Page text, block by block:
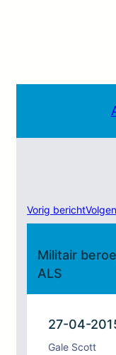
Vorig bericht
Militair
ALS
27-04-
Gale Scott